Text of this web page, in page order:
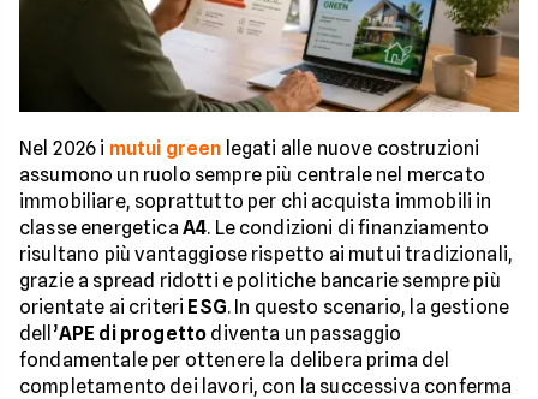
Nel 2026 i mutui green legati alle nuove costruzioni
assumono un ruolo sempre più centrale nel mercato
immobiliare, soprattutto per chi acquista immobili in
classe energetica A4. Le condizioni di finanziamento
risultano più vantaggiose rispetto ai mutui tradizionali,
grazie a spread ridotti e politiche bancarie sempre più
orientate ai criteri ESG. In questo scenario, la gestione
dell’APE di progetto diventa un passaggio
fondamentale per ottenere la delibera prima del
completamento dei lavori, con la successiva conferma